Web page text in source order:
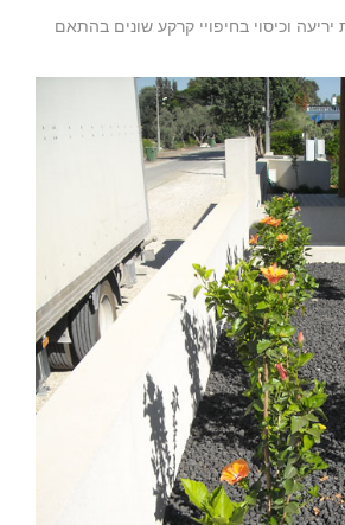
יריעה וכיסוי בחיפויי קרקע שונים בהתאם